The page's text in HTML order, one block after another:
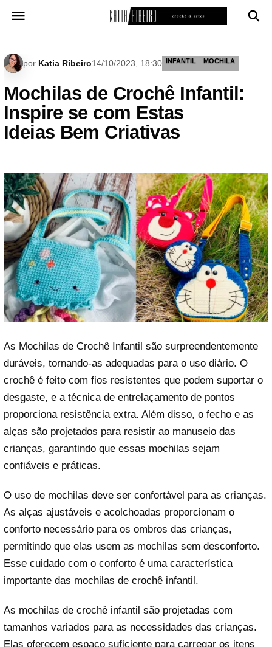
para
por Katia Ribeiro14/10/2023, 18:30 INFANTIL MOCHILA
Mochilas de Crochê Infantil:
Inspire se com Estas
Ideias Bem Criativas
As Mochilas de Crochê Infantil são surpreendentemente
duráveis, tornando-as adequadas para o uso diário. O
crochê é feito com fios resistentes que podem suportar o
desgaste, e a técnica de entrelaçamento de pontos
proporciona resistência extra. Além disso, o fecho e as
alças são projetados para resistir ao manuseio das
crianças, garantindo que essas mochilas sejam
confiáveis e práticas.
O uso de mochilas deve ser confortável para as crianças.
As alças ajustáveis e acolchoadas proporcionam o
conforto necessário para os ombros das crianças,
permitindo que elas usem as mochilas sem desconforto.
Esse cuidado com o conforto é uma característica
importante das mochilas de crochê infantil.
As mochilas de crochê infantil são projetadas com
tamanhos variados para as necessidades das crianças.
Elas oferecem espaço suficiente para carregar os itens